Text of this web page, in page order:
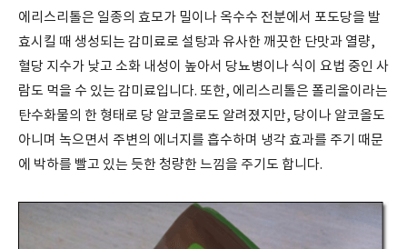
에리스리톨은 일종의 효모가 밀이나 옥수수 전분에서 포도당을 발
효시킬 때 생성되는 감미료로 설탕과 유사한 깨끗한 단맛과 열량,
혈당 지수가 낮고 소화 내성이 높아서 당뇨병이나 식이 요법 중인 사
람도 먹을 수 있는 감미료입니다. 또한, 에리스리톨은 폴리올이라는
탄수화물의 한 형태로 당 알코올로도 알려졌지만, 당이나 알코올도
아니며 녹으면서 주변의 에너지를 흡수하며 냉각 효과를 주기 때문
에 박하를 빨고 있는 듯한 청량한 느낌을 주기도 합니다.